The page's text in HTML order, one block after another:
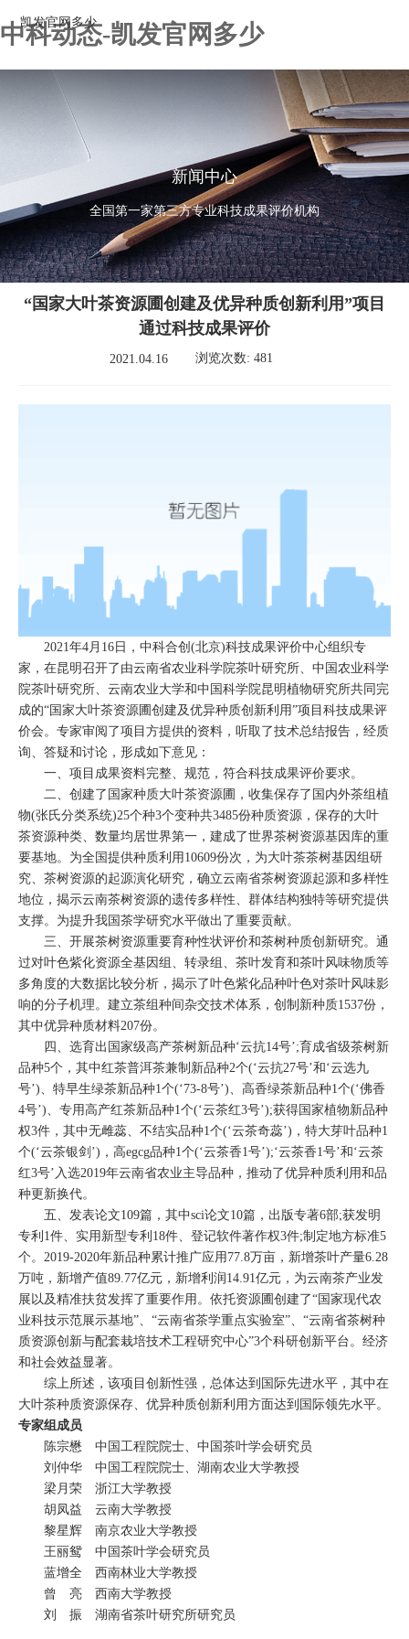
中科动态-凯发官网多少
凯发官网多少
新闻中心
全国第一家第三方专业科技成果评价机构
“国家大叶茶资源圃创建及优异种质创新利用”项目
通过科技成果评价
2021.04.16 浏览次数: 481
2021年4月16日，中科合创(北京)科技成果评价中心组织专
家，在昆明召开了由云南省农业科学院茶叶研究所、中国农业科学
院茶叶研究所、云南农业大学和中国科学院昆明植物研究所共同完
成的“国家大叶茶资源圃创建及优异种质创新利用”项目科技成果评
价会。专家审阅了项目方提供的资料，听取了技术总结报告，经质
询、答疑和讨论，形成如下意见：
一、项目成果资料完整、规范，符合科技成果评价要求。
二、创建了国家种质大叶茶资源圃，收集保存了国内外茶组植
物(张氏分类系统)25个种3个变种共3485份种质资源，保存的大叶
茶资源种类、数量均居世界第一，建成了世界茶树资源基因库的重
要基地。为全国提供种质利用10609份次，为大叶茶茶树基因组研
究、茶树资源的起源演化研究，确立云南省茶树资源起源和多样性
地位，揭示云南茶树资源的遗传多样性、群体结构独特等研究提供
支撑。为提升我国茶学研究水平做出了重要贡献。
三、开展茶树资源重要育种性状评价和茶树种质创新研究。通
过对叶色紫化资源全基因组、转录组、茶叶发育和茶叶风味物质等
多角度的大数据比较分析，揭示了叶色紫化品种叶色对茶叶风味影
响的分子机理。建立茶组种间杂交技术体系，创制新种质1537份，
其中优异种质材料207份。
四、选育出国家级高产茶树新品种‘云抗14号’;育成省级茶树新
品种5个，其中红茶普洱茶兼制新品种2个(‘云抗27号’和‘云选九
号’)、特早生绿茶新品种1个(‘73-8号’)、高香绿茶新品种1个(‘佛香
4号’)、专用高产红茶新品种1个(‘云茶红3号’);获得国家植物新品种
权3件，其中无雌蕊、不结实品种1个(‘云茶奇蕊’)，特大芽叶品种1
个(‘云茶银剑’)，高egcg品种1个(‘云茶香1号’);‘云茶香1号’和‘云茶
红3号’入选2019年云南省农业主导品种，推动了优异种质利用和品
种更新换代。
五、发表论文109篇，其中sci论文10篇，出版专著6部;获发明
专利1件、实用新型专利18件、登记软件著作权3件;制定地方标准5
个。2019-2020年新品种累计推广应用77.8万亩，新增茶叶产量6.28
万吨，新增产值89.77亿元，新增利润14.91亿元，为云南茶产业发
展以及精准扶贫发挥了重要作用。依托资源圃创建了“国家现代农
业科技示范展示基地”、“云南省茶学重点实验室”、“云南省茶树种
质资源创新与配套栽培技术工程研究中心”3个科研创新平台。经济
和社会效益显著。
综上所述，该项目创新性强，总体达到国际先进水平，其中在
大叶茶种质资源保存、优异种质创新利用方面达到国际领先水平。
专家组成员
陈宗懋 中国工程院院士、中国茶叶学会研究员
刘仲华 中国工程院院士、湖南农业大学教授
梁月荣 浙江大学教授
胡凤益 云南大学教授
黎星辉 南京农业大学教授
王丽鸳 中国茶叶学会研究员
蓝增全 西南林业大学教授
曾 亮 西南大学教授
刘 振 湖南省茶叶研究所研究员